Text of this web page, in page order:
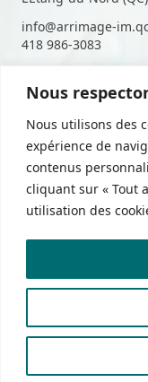
Nous
Nous utilisons des
expérience de
contenus
cliquant sur « Tout
utilisation des
info@arrimage-
418 986-3083
Suivez-
sociaux
Politique de
Zone membres
Arrimage